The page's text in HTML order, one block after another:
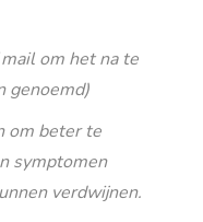
om het na te
genoemd)
om beter te
symptomen
verdwijnen.